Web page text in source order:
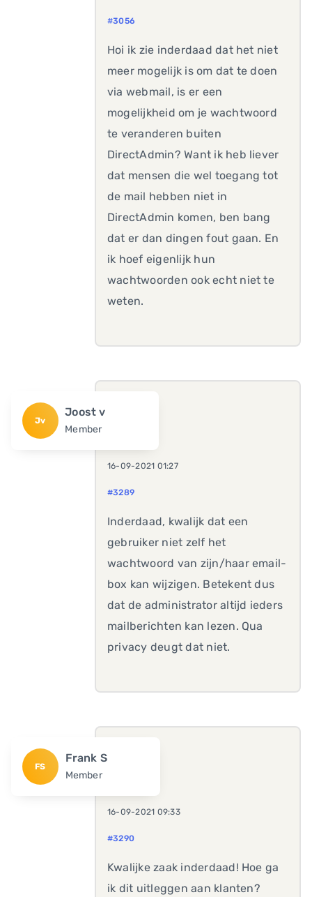
#3056
Hoi ik zie inderdaad dat het niet
meer mogelijk is om dat te doen
via webmail, is er een
mogelijkheid om je wachtwoord
te veranderen buiten
DirectAdmin? Want ik heb liever
dat mensen die wel toegang tot
de mail hebben niet in
DirectAdmin komen, ben bang
dat er dan dingen fout gaan. En
ik hoef eigenlijk hun
wachtwoorden ook echt niet te
weten.
Jv
Joost v
Member
16-09-2021 01:27
#3289
Inderdaad, kwalijk dat een
gebruiker niet zelf het
wachtwoord van zijn/haar email-
box kan wijzigen. Betekent dus
dat de administrator altijd ieders
mailberichten kan lezen. Qua
privacy deugt dat niet.
FS
Frank S
Member
16-09-2021 09:33
#3290
Kwalijke zaak inderdaad! Hoe ga
ik dit uitleggen aan klanten?